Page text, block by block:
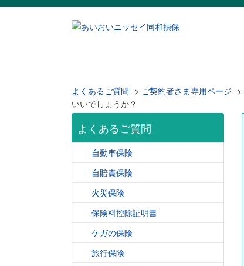
よくあるご質問 > ご契約者さま専用ページ >
いいでしょうか？
よくあるご質問
自動車保険
自賠責保険
火災保険
保険料控除証明書
ケガの保険
旅行保険